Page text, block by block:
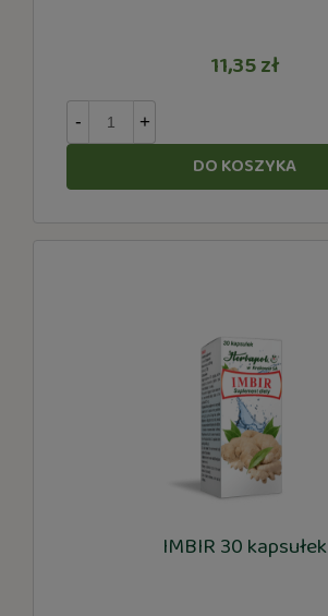
11,35 zł
- +
DO KOSZYKA
IMBIR 30 kapsułek